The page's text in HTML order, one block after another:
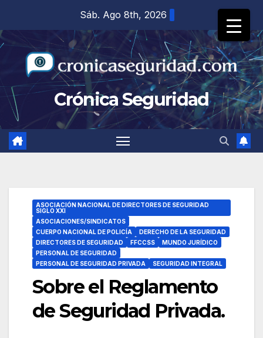
contenido
Sáb. Ago 8th, 2026
Crónica Seguridad
ASOCIACIÓN NACIONAL DE DIRECTORES DE SEGURIDAD
SIGLO XXI
ASOCIACIONES/SINDICATOS
CUERPO NACIONAL DE POLICÍA
DERECHO DE LA SEGURIDAD
DIRECTORES DE SEGURIDAD
FFCCSS
MUNDO JURÍDICO
PERSONAL DE SEGURIDAD
PERSONAL DE SEGURIDAD PRIVADA
SEGURIDAD INTEGRAL
Sobre el Reglamento
de Seguridad Privada.